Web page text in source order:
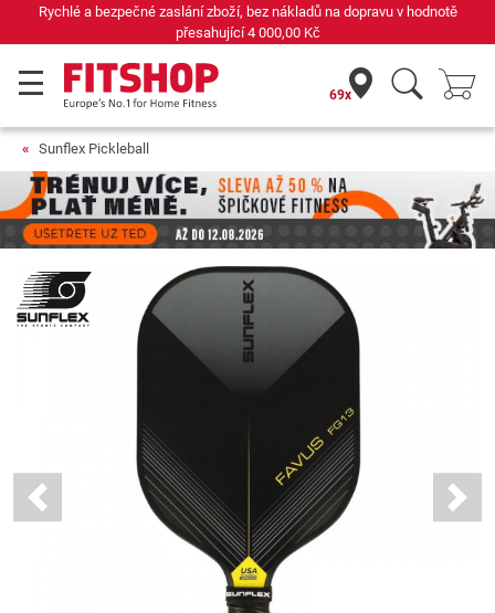
Rychlé a bezpečné zaslání zboží, bez nákladů na dopravu v hodnotě
přesahující4 000,00 Kč
69x
Sunflex Pickleball
Previous Next